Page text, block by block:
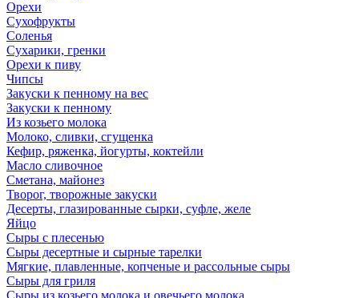
Орехи
Сухофрукты
Соленья
Сухарики, гренки
Орехи к пиву
Чипсы
Закуски к пенному на вес
Закуски к пенному
Из козьего молока
Молоко, сливки, сгущенка
Кефир, ряженка, йогурты, коктейли
Масло сливочное
Сметана, майонез
Творог, творожные закуски
Десерты, глазированные сырки, суфле, желе
Яйцо
Сыры с плесенью
Сыры десертные и сырные тарелки
Мягкие, плавленные, копченые и рассольные сыры
Сыры для гриля
Сыры из козьего молока и овечьего молока